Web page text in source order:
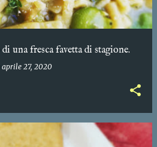
una fresca favetta di stagione.
aprile 27, 2020